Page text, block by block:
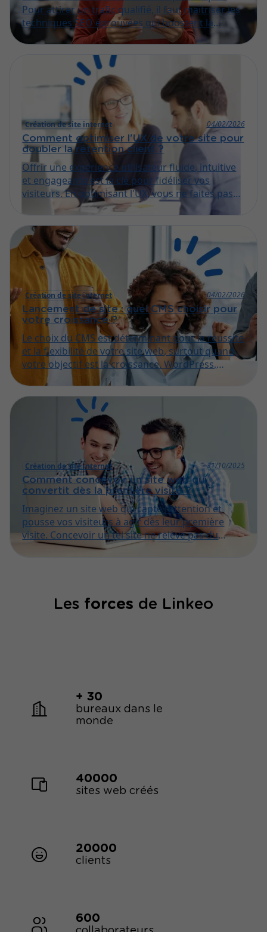
Pour attirer un trafic qualifié, il faut maîtriser les
techniques SEO éprouvées qui boostent la
visibilité de votre site dans Google. Découvrez
dans cet article les stratégies incontournables
pour faire grimper votre public de manière
Création de site internet
04/02/2026
Comment optimiser l'UX de votre site pour
doubler la rétention client ?
Offrir une expérience utilisateur fluide, intuitive
et engageante est la clé pour fidéliser vos
visiteurs. En optimisant l'UX, vous ne faites pas
que retenir vos clients, vous les invitez à revenir
méthodes efficaces à mettre en œuvre pour
doubler la rétention sur votre site.
Création de site internet
04/02/2026
Lancement de site : quel CMS choisir pour
votre croissance ?
Le choix du CMS est déterminant pour la réussite
et la flexibilité de votre site web, surtout quand
votre objectif est la croissance. WordPress,
Shopify, Joomla… lequel répondra à vos besoins
comment sélectionner l'outil idéal pour
optimiser votre site.
Création de site internet
31/10/2025
Comment concevoir un site web qui
convertit dès la première visite ?
Imaginez un site web qui capte l'attention et
pousse vos visiteurs à agir dès leur première
visite. Concevoir un tel site ne relève pas du
hasard, mais d'une stratégie précise mêlant
opportunité concrète pour votre entreprise.
Les forces de Linkeo
+ 30
bureaux dans le
monde
40000
sites web créés
20000
clients
600